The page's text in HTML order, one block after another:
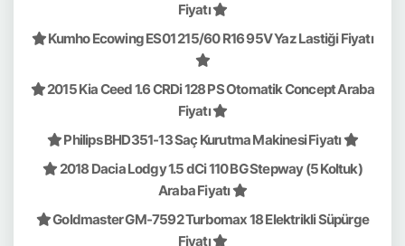
Fiyatı
Kumho Ecowing ES01 215/60 R16 95V Yaz Lastiği Fiyatı
2015 Kia Ceed 1.6 CRDi 128 PS Otomatik Concept Araba
Fiyatı
Philips BHD351-13 Saç Kurutma Makinesi Fiyatı
2018 Dacia Lodgy 1.5 dCi 110 BG Stepway (5 Koltuk)
Araba Fiyatı
Goldmaster GM-7592 Turbomax 18 Elektrikli Süpürge
Fiyatı